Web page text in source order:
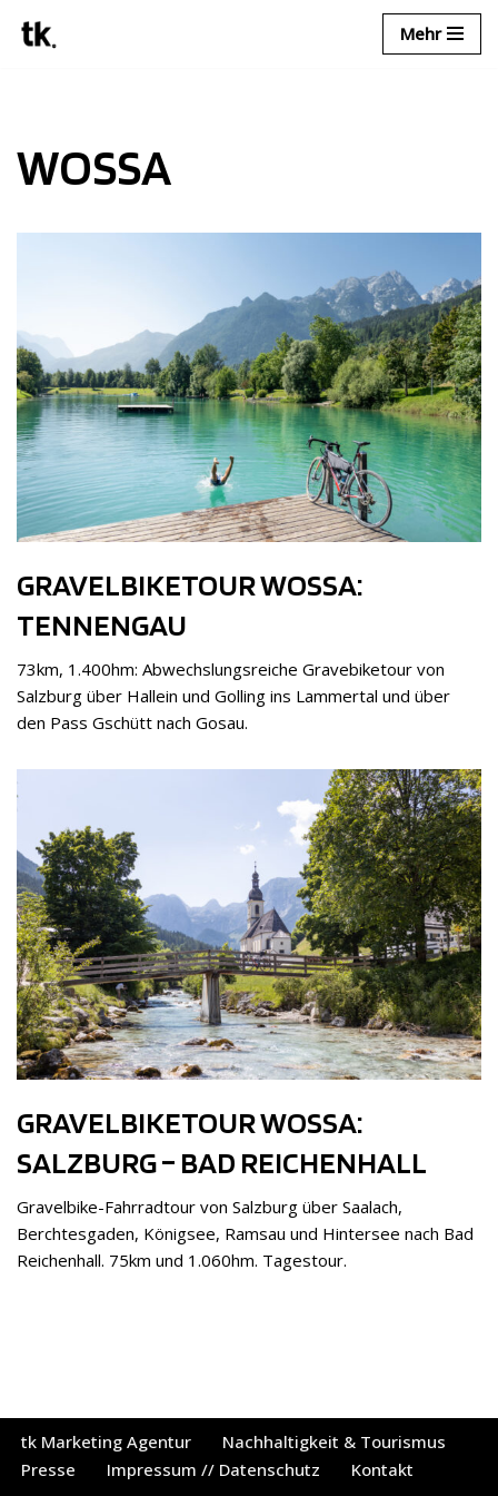
Mehr
WOSSA
GRAVELBIKETOUR WOSSA:
TENNENGAU
73km, 1.400hm: Abwechslungsreiche Gravebiketour von
Salzburg über Hallein und Golling ins Lammertal und über
den Pass Gschütt nach Gosau.
GRAVELBIKETOUR WOSSA:
SALZBURG – BAD REICHENHALL
Gravelbike-Fahrradtour von Salzburg über Saalach,
Berchtesgaden, Königsee, Ramsau und Hintersee nach Bad
Reichenhall. 75km und 1.060hm. Tagestour.
tk Marketing Agentur
Nachhaltigkeit & Tourismus
Presse
Impressum // Datenschutz Kontakt